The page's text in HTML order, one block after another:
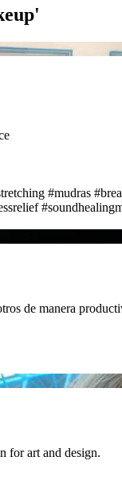
#mudras
de manera
for art and design.